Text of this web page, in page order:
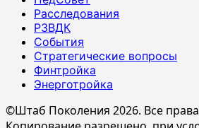
Расследования
РЗВДК
События
Стратегические вопросы
Финтройка
Энерготройка
©Штаб Поколения 2026. Все